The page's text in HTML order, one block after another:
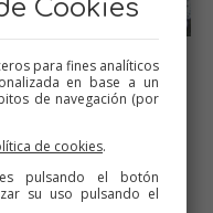
thermomix
Cookies
para fines analíticos
en base a un
de navegación (por
de cookies.
pulsando el botón
su uso pulsando el